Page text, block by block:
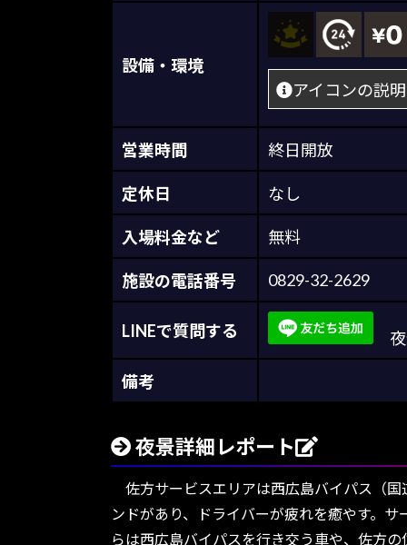
設備・環境
アイコンの説明
営業時間 終日開放
定休日 なし
入場料金など 無料
施設の電話番号 0829-32-2629
LINEで質問する 夜
備考
夜景詳細レポート
佐方サービスエリアは西広島バイパス（国
ンドがあり、ドライバーが疲れを癒やす。
らは西広島バイパスを行き交う車や、佐方